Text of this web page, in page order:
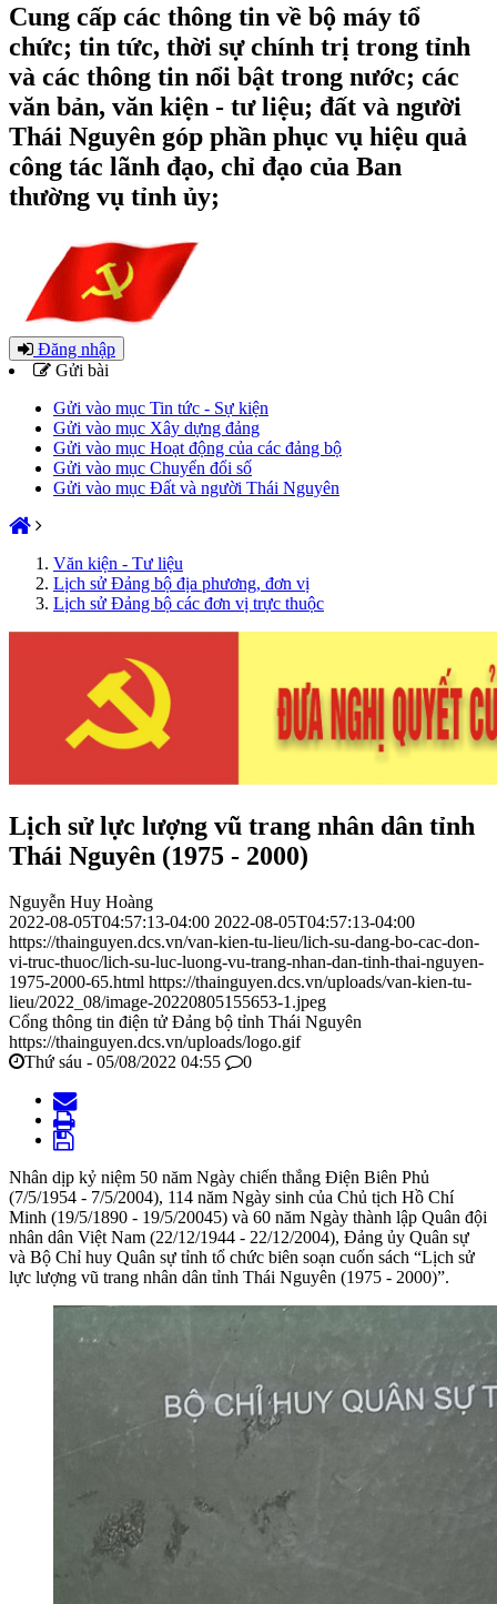
Cung cấp các thông tin về bộ máy tổ
chức; tin tức, thời sự chính trị trong tỉnh
và các thông tin nổi bật trong nước; các
văn bản, văn kiện - tư liệu; đất và người
Thái Nguyên góp phần phục vụ hiệu quả
công tác lãnh đạo, chỉ đạo của Ban
thường vụ tỉnh ủy;
Đăng nhập
Gửi bài
Gửi vào mục Tin tức - Sự kiện
Gửi vào mục Xây dựng đảng
Gửi vào mục Hoạt động của các đảng bộ
Gửi vào mục Chuyển đổi số
Gửi vào mục Đất và người Thái Nguyên
Văn kiện - Tư liệu
Lịch sử Đảng bộ địa phương, đơn vị
Lịch sử Đảng bộ các đơn vị trực thuộc
Lịch sử lực lượng vũ trang nhân dân tỉnh
Thái Nguyên (1975 - 2000)
Nguyễn Huy Hoàng
2022-08-05T04:57:13-04:00 2022-08-05T04:57:13-04:00
https://thainguyen.dcs.vn/van-kien-tu-lieu/lich-su-dang-bo-cac-don-
vi-truc-thuoc/lich-su-luc-luong-vu-trang-nhan-dan-tinh-thai-nguyen-
1975-2000-65.html https://thainguyen.dcs.vn/uploads/van-kien-tu-
lieu/2022_08/image-20220805155653-1.jpeg
Cổng thông tin điện tử Đảng bộ tỉnh Thái Nguyên
https://thainguyen.dcs.vn/uploads/logo.gif
Thứ sáu - 05/08/2022 04:55
0
Nhân dịp kỷ niệm 50 năm Ngày chiến thắng Điện Biên Phủ
(7/5/1954 - 7/5/2004), 114 năm Ngày sinh của Chủ tịch Hồ Chí
Minh (19/5/1890 - 19/5/20045) và 60 năm Ngày thành lập Quân đội
nhân dân Việt Nam (22/12/1944 - 22/12/2004), Đảng ủy Quân sự
và Bộ Chỉ huy Quân sự tỉnh tổ chức biên soạn cuốn sách “Lịch sử
lực lượng vũ trang nhân dân tỉnh Thái Nguyên (1975 - 2000)”.